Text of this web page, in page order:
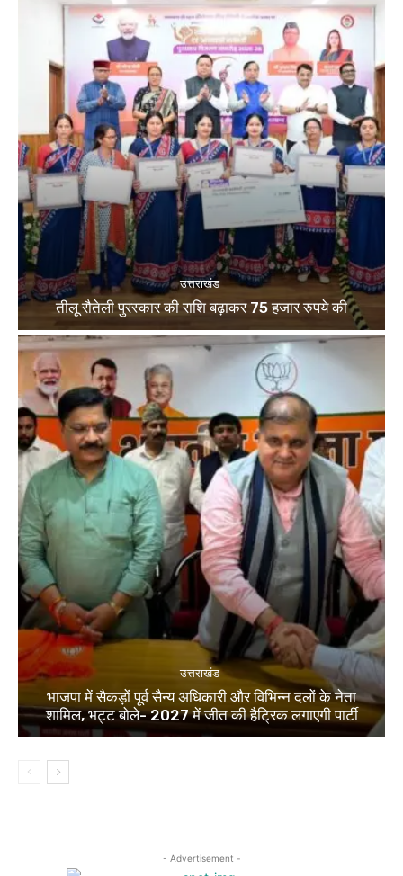
उत्तराखंड
तीलू रौतेली पुरस्कार की राशि बढ़ाकर 75 हजार रुपये की
उत्तराखंड
भाजपा में सैकड़ों पूर्व सैन्य अधिकारी और विभिन्न दलों के नेता
शामिल, भट्ट बोले- 2027 में जीत की हैट्रिक लगाएगी पार्टी
- Advertisement -